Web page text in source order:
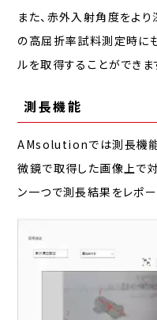
また、赤外入射角度をより
の高屈折率試料測定時に
ルを取得することができま
測長機能
AMsolutionでは測長機能
微鏡で取得した画像上で
ン一つで測長結果をレポー